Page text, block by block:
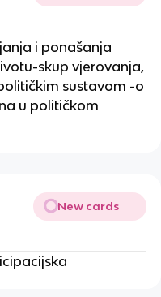
i ponašanja
skup vjerovanja,
sustavom -o
u političkom
New cards